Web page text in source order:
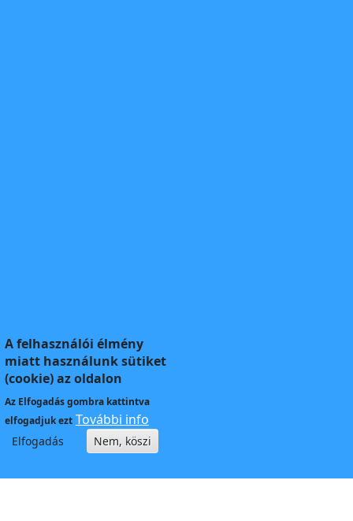
A felhasználói élmény
miatt használunk sütiket
(cookie) az oldalon
Az Elfogadásgombra kattintva
elfogadjuk ezt További info
Elfogadás Nem, köszi